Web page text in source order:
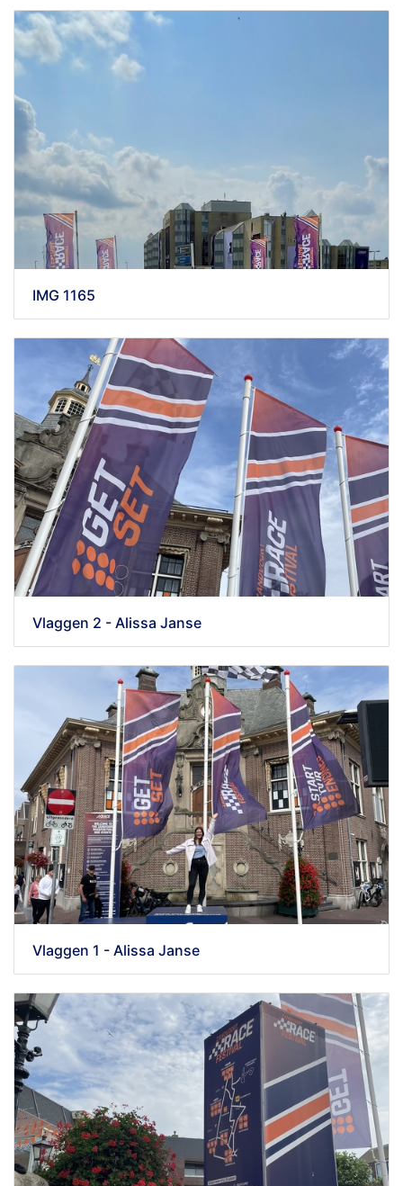
IMG 1165
Vlaggen 2 - Alissa Janse
Vlaggen 1 - Alissa Janse